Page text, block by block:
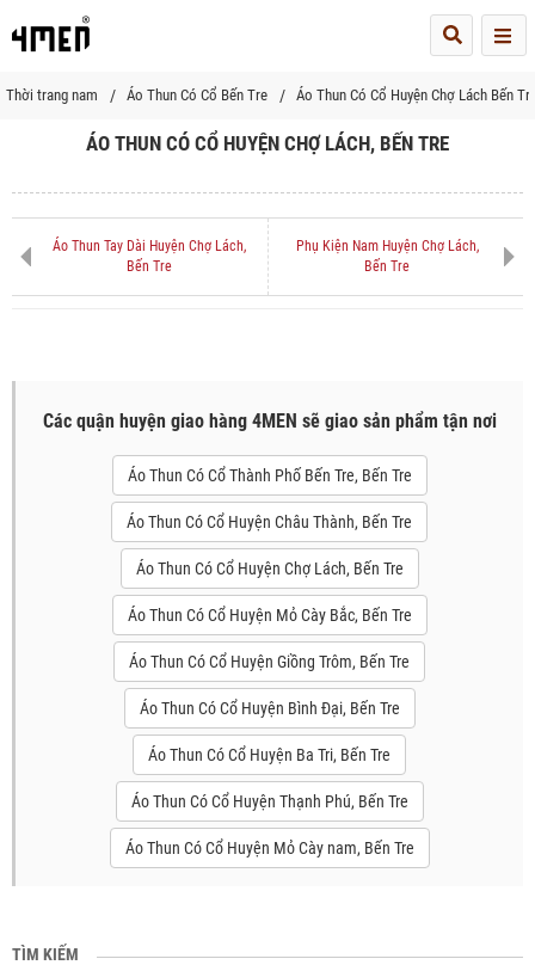
Thời trang nam Áo Thun Có Cổ Bến Tre Áo Thun Có Cổ Huyện Chợ Lách Bến
ÁO THUN CÓ CỔ HUYỆN CHỢ LÁCH, BẾN TRE
Áo Thun Tay Dài Huyện Chợ Lách,
Bến Tre
Phụ Kiện Nam Huyện Chợ Lách,
Bến Tre
Các quận huyện giao hàng 4MEN sẽ giao sản phẩm tận nơi
Áo Thun Có Cổ Thành Phố Bến Tre, Bến Tre
Áo Thun Có Cổ Huyện Châu Thành, Bến Tre
Áo Thun Có Cổ Huyện Chợ Lách, Bến Tre
Áo Thun Có Cổ Huyện Mỏ Cày Bắc, Bến Tre
Áo Thun Có Cổ Huyện Giồng Trôm, Bến Tre
Áo Thun Có Cổ Huyện Bình Đại, Bến Tre
Áo Thun Có Cổ Huyện Ba Tri, Bến Tre
Áo Thun Có Cổ Huyện Thạnh Phú, Bến Tre
Áo Thun Có Cổ Huyện Mỏ Cày nam, Bến Tre
TÌM KIẾM